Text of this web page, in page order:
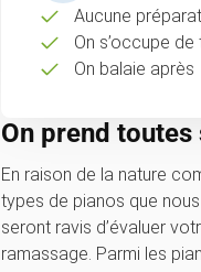
Aucune
On s’occupe
On balaie après
On prend
En raison de la nature
types de pianos que
seront ravis d’évaluer
ramassage. Parmi les